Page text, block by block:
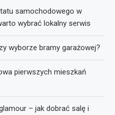
samochodowego w
wybrać lokalny serwis
wyborze bramy garażowej?
pierwszych mieszkań
– jak dobrać salę i